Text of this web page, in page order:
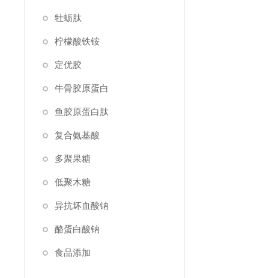
牡蛎肽
柠檬酸铁铵
定优胶
牛骨胶原蛋白
鱼胶原蛋白肽
复合氨基酸
多聚果糖
低聚木糖
异抗坏血酸钠
酪蛋白酸钠
食品添加